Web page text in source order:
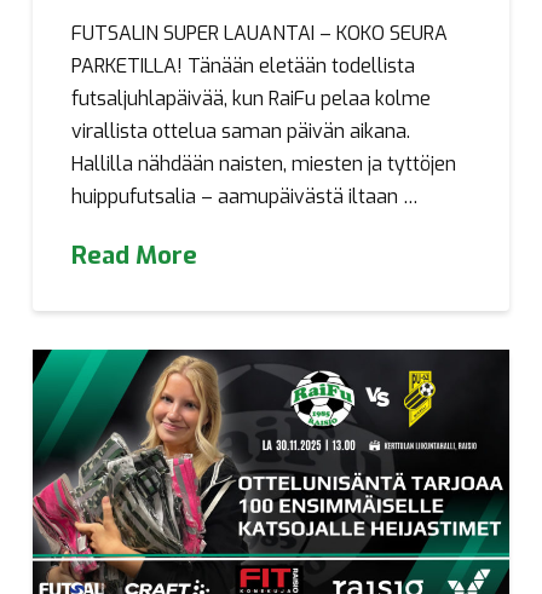
FUTSALIN SUPER LAUANTAI – KOKO SEURA
PARKETILLA! Tänään eletään todellista
futsaljuhlapäivää, kun RaiFu pelaa kolme
virallista ottelua saman päivän aikana.
Hallilla nähdään naisten, miesten ja tyttöjen
huippufutsalia – aamupäivästä iltaan …
Read More